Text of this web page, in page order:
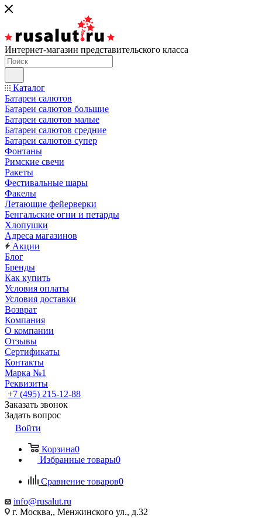
Интернет-магазин представительского класса
Каталог
Батареи салютов
Батареи салютов большие
Батареи салютов малые
Батареи салютов средние
Батареи салютов супер
Фонтаны
Римские свечи
Ракеты
Фестивальные шары
Факелы
Летающие фейерверки
Бенгальские огни и петарды
Хлопушки
Адреса магазинов
Акции
Блог
Бренды
Как купить
Условия оплаты
Условия доставки
Возврат
Компания
О компании
Отзывы
Сертификаты
Контакты
Марка №1
Реквизиты
+7 (495) 215-12-88
Заказать звонок
Задать вопрос
Войти
Корзина0
Избранные товары0
Сравнение товаров0
info@rusalut.ru
г. Москва,, Менжинского ул., д.32